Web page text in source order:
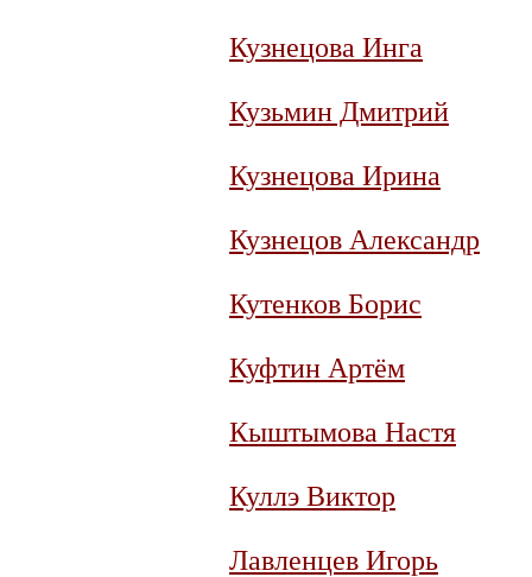
Кузнецова Инга
Кузьмин Дмитрий
Кузнецова Ирина
Кузнецов Александр
Кутенков Борис
Куфтин Артём
Кыштымова Настя
Куллэ Виктор
Лавленцев Игорь